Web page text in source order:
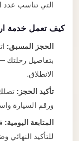
التي تناسب عدد
كيف تعمل خدمة
الحجز المسبق:
بتفاصيل رحلتك —
الانطلاق.
تأكيد الحجز:تصلك
ورقم السيارة
المتابعة اليومية:
للتأكيد النهائي